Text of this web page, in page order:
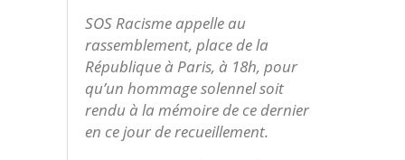
SOS Racisme appelle au
rassemblement, place de la
République à Paris, à 18h, pour
qu’un hommage solennel soit
rendu à la mémoire de ce dernier
en ce jour de recueillement.